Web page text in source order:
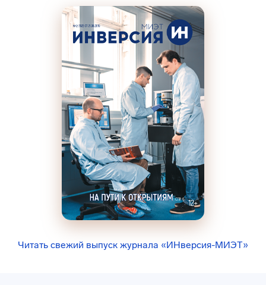
Читать свежий выпуск журнала «ИНверсия-МИЭТ»